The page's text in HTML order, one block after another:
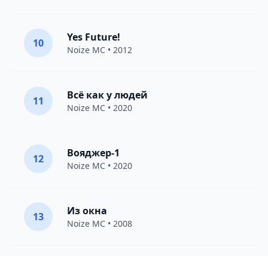
10 Yes Future!
Noize MC • 2012
11 Всё как у людей
Noize MC • 2020
12 Вояджер-1
Noize MC • 2020
13 Из окна
Noize MC • 2008